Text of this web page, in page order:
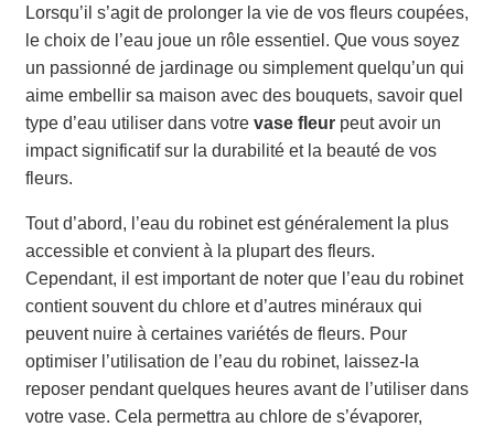
Lorsqu’il s’agit de prolonger la vie de vos fleurs coupées,
le choix de l’eau joue un rôle essentiel. Que vous soyez
un passionné de jardinage ou simplement quelqu’un qui
aime embellir sa maison avec des bouquets, savoir quel
type d’eau utiliser dans votre vase fleur peut avoir un
impact significatif sur la durabilité et la beauté de vos
fleurs.
Tout d’abord, l’eau du robinet est généralement la plus
accessible et convient à la plupart des fleurs.
Cependant, il est important de noter que l’eau du robinet
contient souvent du chlore et d’autres minéraux qui
peuvent nuire à certaines variétés de fleurs. Pour
optimiser l’utilisation de l’eau du robinet, laissez-la
reposer pendant quelques heures avant de l’utiliser dans
votre vase. Cela permettra au chlore de s’évaporer,